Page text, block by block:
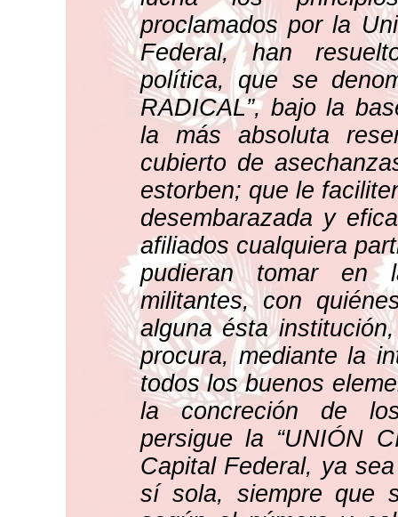
proclamados por la
Federal, han
política, que se
RADICAL”, bajo la
la más absoluta
cubierto de
estorben; que le
desembarazada y
afiliados cualquiera
pudieran tomar en
militantes, con
alguna ésta
procura, mediante la
todos los buenos
la concreción de
persigue la “UNIÓN
Capital Federal, ya
sí sola, siempre que